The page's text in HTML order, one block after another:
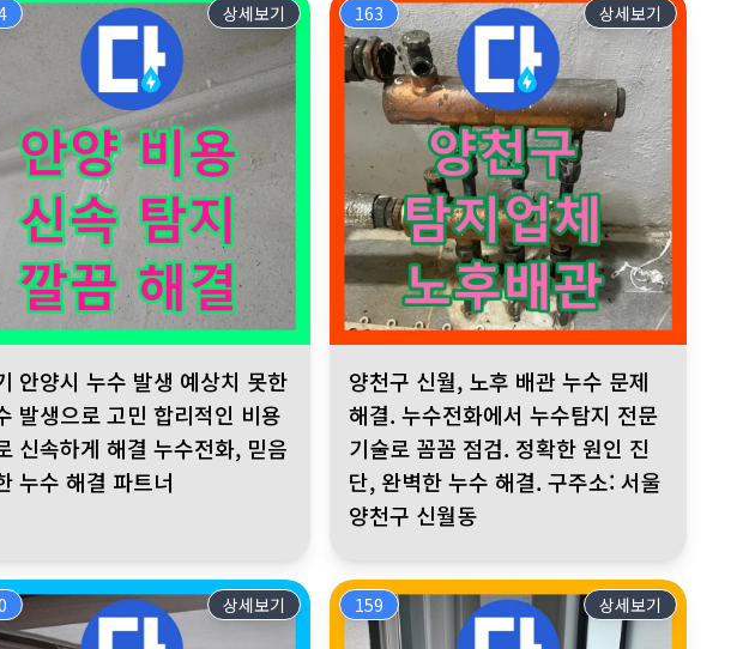
상세보기
안양시 누수 발생 예상치 못한
발생으로 고민 합리적인 비용
신속하게 해결 누수전화, 믿음
누수 해결 파트너
163 상세보기
양천구 신월, 노후 배관 누수 문제
해결. 누수전화에서 누수탐지 전문
기술로 꼼꼼 점검. 정확한 원인 진
단, 완벽한 누수 해결. 구주소: 서울
양천구 신월동
상세보기 159 상세보기